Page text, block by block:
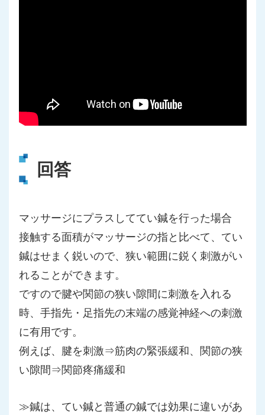
回答
マッサージにプラスしててい鍼を行った場合
接触する面積がマッサージの指と比べて、てい
鍼はせまく鋭いので、狭い範囲に鋭く刺激がい
れることができます。
ですので腱や関節の狭い隙間に刺激を入れる
時、手指先・足指先の末端の感覚神経への刺激
に有用です。
例えば、腱を刺激⇒筋肉の緊張緩和、関節の狭
い隙間⇒関節疼痛緩和
≫鍼は、てい鍼と普通の鍼では効果に違いがあ